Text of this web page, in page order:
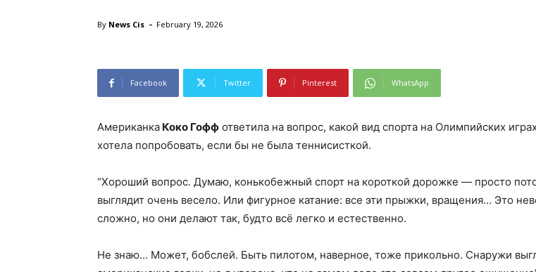
By News Cis - February 19, 2026
Facebook Twitter Pinterest WhatsApp
Американка Коко Гофф ответила на вопрос, какой вид спорта на Олимпийских
хотела попробовать, если бы не была теннисисткой.
“Хороший вопрос. Думаю, конькобежный спорт на короткой дорожке — просто
выглядит очень весело. Или фигурное катание: все эти прыжки, вращения… Это
сложно, но они делают так, будто всё легко и естественно.
Не знаю… Может, бобслей. Быть пилотом, наверное, тоже прикольно. Снаружи